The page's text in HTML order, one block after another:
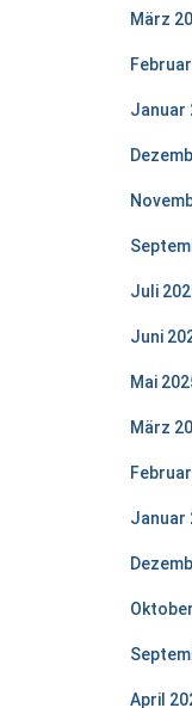
März
Januar
Juli
Juni
Mai
März
Januar
April